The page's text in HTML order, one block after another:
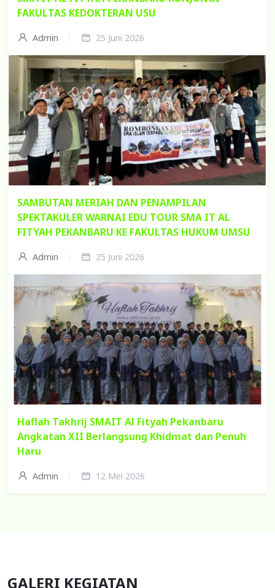
FAKULTAS KEDOKTERAN USU
Admin 25 Juni 2026
SAMBUTAN MERIAH DAN PENAMPILAN
SPEKTAKULER WARNAI EDU TOUR SMA IT AL
FITYAH PEKANBARU KE FAKULTAS HUKUM UMSU
Admin 25 Juni 2026
Haflah Takhrij SMAIT Al Fityah Pekanbaru
Angkatan XII Berlangsung Khidmat dan Penuh
Haru
Admin 12 Mei 2026
GALERI KEGIATAN